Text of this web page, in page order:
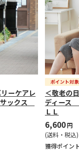
ーケアレ
ックス
＜敬老の
ディース
ＬＬ
6,600円
(送料・税込)
獲得ポイン